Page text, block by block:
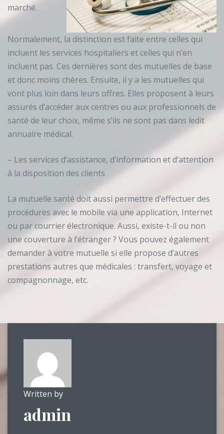
marché.
Normalement, la distinction est faite entre celles qui
incluent les services hospitaliers et celles qui n’en
incluent pas. Ces dernières sont des mutuelles de base
et donc moins chères. Ensuite, il y a les mutuelles qui
vont plus loin dans leurs offres. Elles proposent à leurs
assurés d’accéder aux centres ou aux professionnels de
santé de leur choix, même s’ils ne sont pas dans ledit
annuaire médical.
– Les services d’assistance, d’information et d’attention
à la disposition des clients
La mutuelle santé doit aussi permettre d’effectuer des
procédures avec le mobile via une application, Internet
ou par courrier électronique. Aussi, existe-t-il ou non
une couverture à l’étranger ? Vous pouvez également
demander à votre mutuelle si elle propose d’autres
prestations autres que médicales : transfert, voyage et
compagnonnage, etc.
Written by
admin